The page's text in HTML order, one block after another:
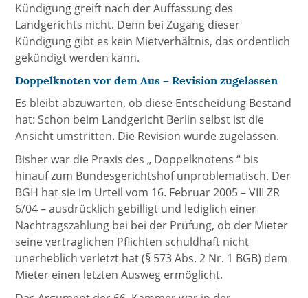
Kündigung greift nach der Auffassung des
Landgerichts nicht. Denn bei Zugang dieser
Kündigung gibt es kein Mietverhältnis, das ordentlich
gekündigt werden kann.
Doppelknoten vor dem Aus – Revision zugelassen
Es bleibt abzuwarten, ob diese Entscheidung Bestand
hat: Schon beim Landgericht Berlin selbst ist die
Ansicht umstritten. Die Revision wurde zugelassen.
Bisher war die Praxis des „ Doppelknotens “ bis
hinauf zum Bundesgerichtshof unproblematisch. Der
BGH hat sie im Urteil vom 16. Februar 2005 – VIII ZR
6/04 – ausdrücklich gebilligt und lediglich einer
Nachtragszahlung bei bei der Prüfung, ob der Mieter
seine vertraglichen Pflichten schuldhaft nicht
unerheblich verletzt hat (§ 573 Abs. 2 Nr. 1 BGB) dem
Mieter einen letzten Ausweg ermöglicht.